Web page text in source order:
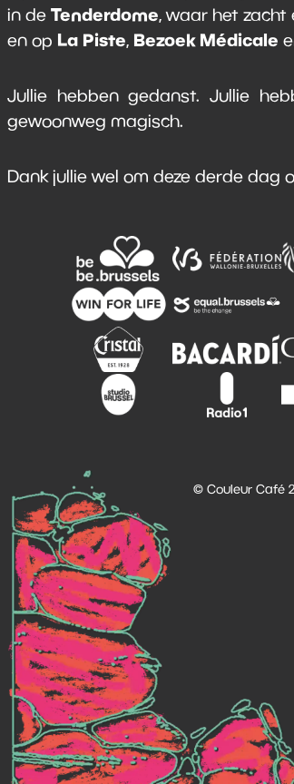
in de Tenderdome, waar het zacht
en op La Piste, Bezoek Médicale
Jullie hebben gedanst. Jullie
gewoonweg magisch.
Dank jullie wel om deze derde dag
© Couleur Café